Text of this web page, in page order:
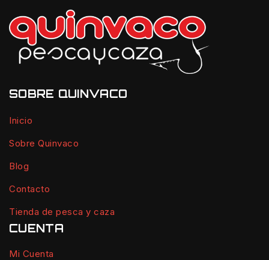
SOBRE QUINVACO
Inicio
Sobre Quinvaco
Blog
Contacto
Tienda de pesca y caza
CUENTA
Mi Cuenta